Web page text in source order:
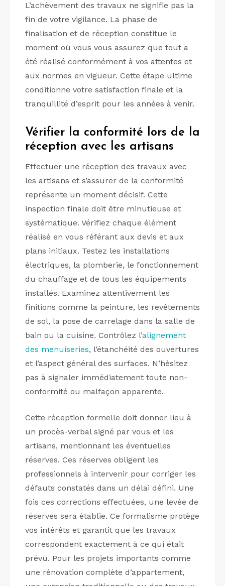
L’achèvement des travaux ne signifie pas la
fin de votre vigilance. La phase de
finalisation et de réception constitue le
moment où vous vous assurez que tout a
été réalisé conformément à vos attentes et
aux normes en vigueur. Cette étape ultime
conditionne votre satisfaction finale et la
tranquillité d’esprit pour les années à venir.
Vérifier la conformité lors de la
réception avec les artisans
Effectuer une réception des travaux avec
les artisans et s’assurer de la conformité
représente un moment décisif. Cette
inspection finale doit être minutieuse et
systématique. Vérifiez chaque élément
réalisé en vous référant aux devis et aux
plans initiaux. Testez les installations
électriques, la plomberie, le fonctionnement
du chauffage et de tous les équipements
installés. Examinez attentivement les
finitions comme la peinture, les revêtements
de sol, la pose de carrelage dans la salle de
bain ou la cuisine. Contrôlez l’alignement
des menuiseries, l’étanchéité des ouvertures
et l’aspect général des surfaces. N’hésitez
pas à signaler immédiatement toute non-
conformité ou malfaçon apparente.
Cette réception formelle doit donner lieu à
un procès-verbal signé par vous et les
artisans, mentionnant les éventuelles
réserves. Ces réserves obligent les
professionnels à intervenir pour corriger les
défauts constatés dans un délai défini. Une
fois ces corrections effectuées, une levée de
réserves sera établie. Ce formalisme protège
vos intérêts et garantit que les travaux
correspondent exactement à ce qui était
prévu. Pour les projets importants comme
une rénovation complète d’appartement,